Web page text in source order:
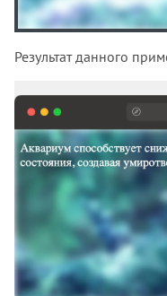
Результат данного